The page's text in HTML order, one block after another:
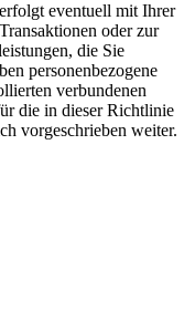
eventuell mit Ihrer
oder zur
die Sie
personenbezogene
verbundenen
die in dieser Richtlinie
vorgeschrieben weiter.